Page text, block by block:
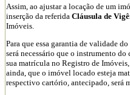
Assim, ao ajustar a locação de um
inserção da referida Cláusula de
Imóveis.
Para que essa garantia de validade
será necessário que o instrumento
sua matrícula no Registro de
ainda, que o imóvel locado esteja
respectivo cartório, antecipado, será